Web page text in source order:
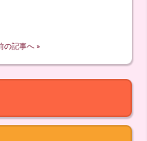
の記事へ »